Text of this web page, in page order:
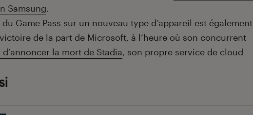
Samsung.
Game Pass sur un nouveau type d’appareil est également
de la part de Microsoft, à l’heure où son concurrent
la mort de Stadia, son propre service de cloud